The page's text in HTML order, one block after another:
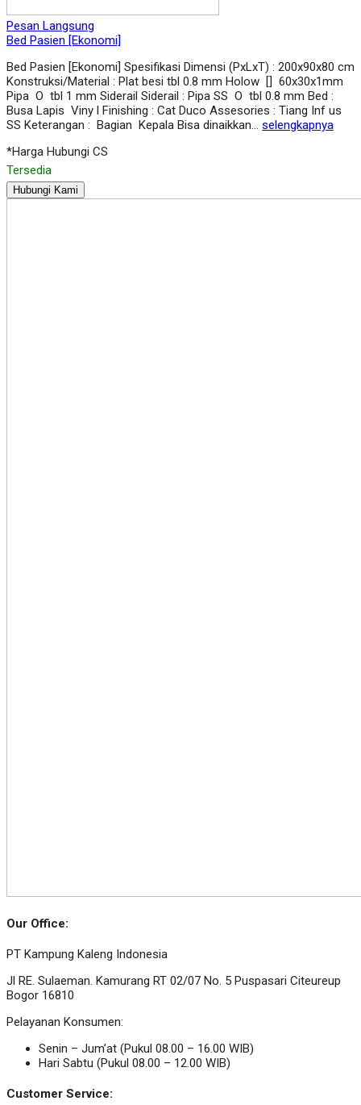
Pesan Langsung
Bed Pasien [Ekonomi]
Bed Pasien [Ekonomi] Spesifikasi Dimensi (PxLxT) : 200x90x80 cm
Konstruksi/Material : Plat besi tbl 0.8 mm Holow [] 60x30x1mm
Pipa O tbl 1 mm Siderail Siderail : Pipa SS O tbl 0.8 mm Bed :
Busa Lapis Viny l Finishing : Cat Duco Assesories : Tiang Inf us
SS Keterangan : Bagian Kepala Bisa dinaikkan… selengkapnya
*Harga Hubungi CS
Tersedia
Hubungi Kami
Our Office:
PT Kampung Kaleng Indonesia
Jl RE. Sulaeman. Kamurang RT 02/07 No. 5 Puspasari Citeureup
Bogor 16810
Pelayanan Konsumen:
Senin – Jum’at (Pukul 08.00 – 16.00 WIB)
Hari Sabtu (Pukul 08.00 – 12.00 WIB)
Customer Service: